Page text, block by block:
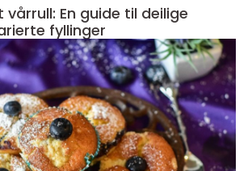
En guide til deilige
fyllinger